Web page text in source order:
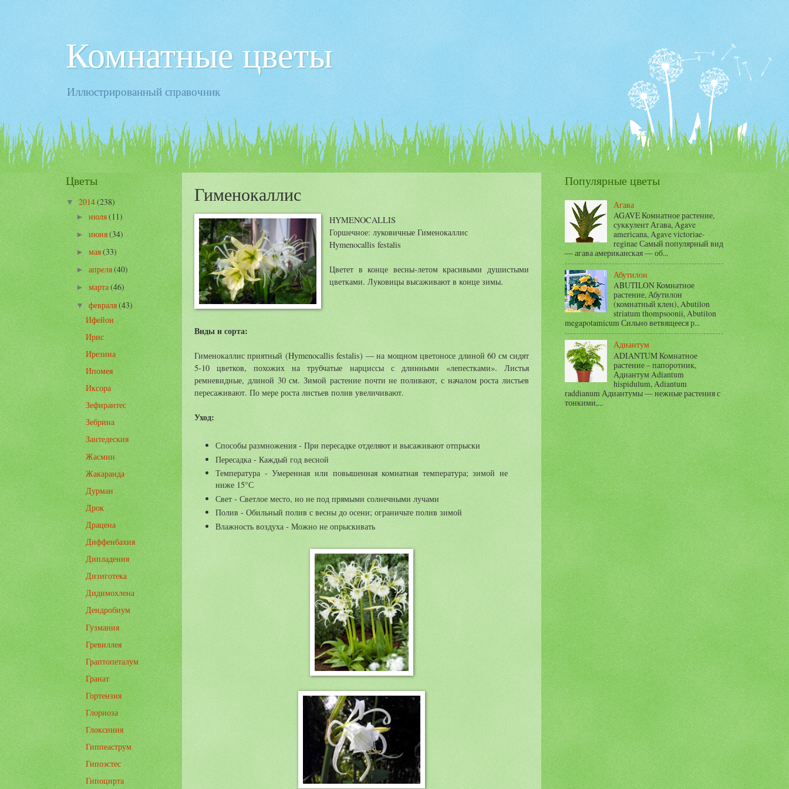
Комнатные цветы
Иллюстрированный справочник
Гименокаллис
HYMENOCALLIS
Горшечное: луковичные Гименокаллис
Hymenocallis festalis
Цветет в конце весны-летом красивыми душистыми
цветками. Луковицы высаживают в конце зимы.
Виды и сорта:
Гименокаллис приятный (Hymenocallis festalis) — на мощном цветоносе длиной 60 см сидят
5-10 цветков, похожих на трубчатые нарциссы с длинными «лепестками». Листья
ремневидные, длиной 30 см. Зимой растение почти не поливают, с началом роста листьев
пересаживают. По мере роста листьев полив увеличивают.
Уход:
Способы размножения - При пересадке отделяют и высаживают отпрыски
Пересадка - Каждый год весной
Температура - Умеренная или повышенная комнатная температура; зимой не
ниже 15°С
Свет - Светлое место, но не под прямыми солнечными лучами
Полив - Обильный полив с весны до осени; ограничьте полив зимой
Влажность воздуха - Можно не опрыскивать
Цветы
▼2014(238)
► июля(11)
►июня(34)
►мая(33)
►апреля(40)
►марта(46)
▼февраля(43)
Ифейон
Ирис
Ирезина
Ипомея
Иксора
Зефирантес
Зебрина
Зантедеския
Жасмин
Жакаранда
Дурман
Дрок
Драцена
Диффенбахия
Дипладения
Дизиготека
Дидимохлена
Дендробиум
Гузмания
Гревиллея
Граптопеталум
Гранат
Гортензия
Глориоза
Глоксиния
Гиппеаструм
Гипоэстес
Гипоцирта
Популярные цветы
Агава
AGAVE Комнатное растение,
суккулент Агава, Agave
americana, Agave victoriae-
reginae Самый популярный вид
— агава американская — об...
Абутилон
ABUTILON Комнатное
растение, Абутилон
(комнатный клен), Abutilon
striatum thompsoonii, Abutilon
megapotamicum Сильно ветвящееся р...
Адиантум
ADIANTUM Комнатное
растение – папоротник,
Адиантум Adiantum
hispidulum, Adiantum
raddianum Адиантумы — нежные растения с
тонкими,...